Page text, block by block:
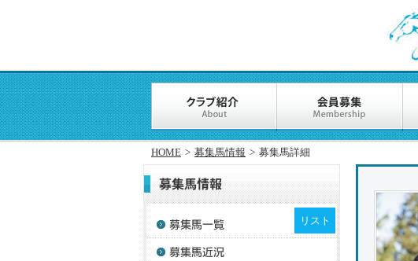
HOME > 募集馬情報 > 募集馬詳細
リスト